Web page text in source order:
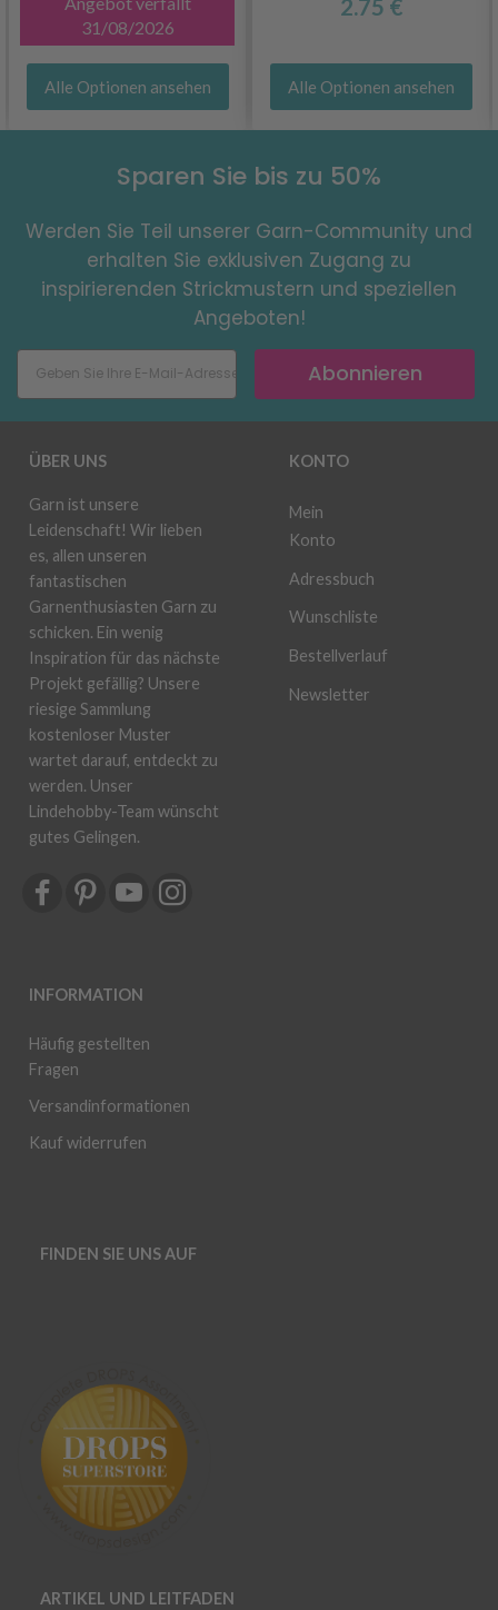
31/08/2026
Alle Optionen ansehen
2.75 €
Alle Optionen ansehen
Sparen Sie bis zu 50%
Werden Sie Teil unserer Garn-Community und
erhalten Sie exklusiven Zugang zu
inspirierenden Strickmustern und speziellen
Angeboten!
Abonnieren
ÜBER UNS
Garn ist unsere
Leidenschaft! Wir lieben
es, allen unseren
fantastischen
Garnenthusiasten Garn zu
schicken. Ein wenig
Inspiration für das nächste
Projekt gefällig? Unsere
riesige Sammlung
kostenloser Muster
wartet darauf, entdeckt zu
werden. Unser
Lindehobby-Team wünscht
gutes Gelingen.
INFORMATION
Häufig gestellten
Fragen
Versandinformationen
Kauf widerrufen
KONTO
Mein
Konto
Adressbuch
Wunschliste
Bestellverlauf
Newsletter
FINDEN SIE UNS AUF
ARTIKEL UND LEITFADEN